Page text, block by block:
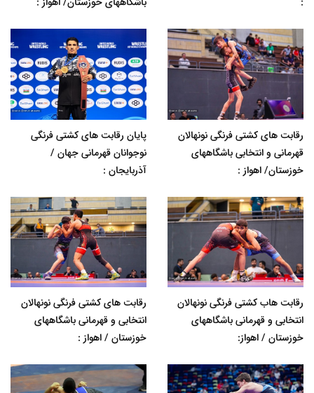
رقابت های کشتی فرنگی نونهالان
قهرمانی و انتخابی باشگاههای
خوزستان/ اهواز :
پایان رقابت های کشتی فرنگی
نوجوانان قهرمانی جهان /
آذربایجان :
رقابت هاب کشتی فرنگی نونهالان
انتخابی و قهرمانی باشگاههای
خوزستان / اهواز:
رقابت های کشتی فرنگی نونهالان
انتخابی و قهرمانی باشگاههای
خوزستان / اهواز :